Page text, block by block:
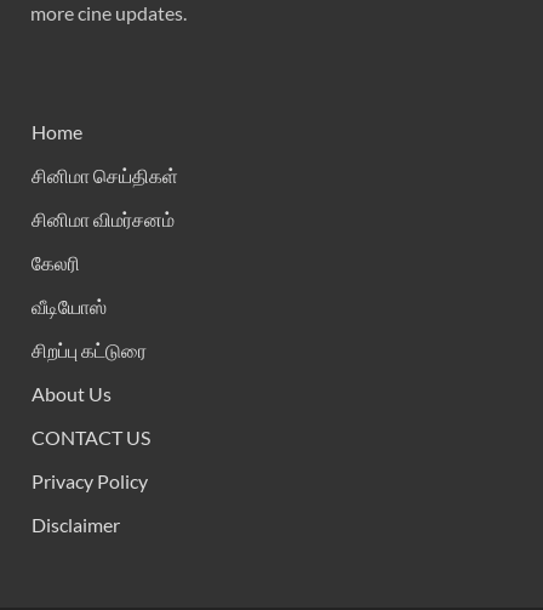
more cine updates.
Home
சினிமா செய்திகள்
சினிமா விமர்சனம்
கேலரி
வீடியோஸ்
சிறப்பு கட்டுரை
About Us
CONTACT US
Privacy Policy
Disclaimer